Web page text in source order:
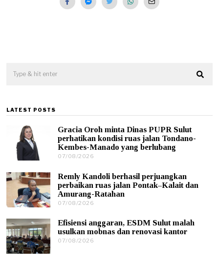
LATEST POSTS
Gracia Oroh minta Dinas PUPR Sulut
perhatikan kondisi ruas jalan Tondano-
Kembes-Manado yang berlubang
07/08/2026
0
8
/
6
Remly Kandoli berhasil perjuangkan
perbaikan ruas jalan Pontak–Kalait dan
Amurang-Ratahan
07/08/2026
0
8
Efisiensi anggaran, ESDM Sulut malah
usulkan mobnas dan renovasi kantor
07/08/2026